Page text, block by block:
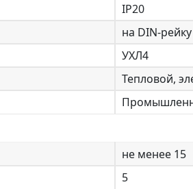
IP20
на DIN-рейку
УХЛ4
Тепловой,
не менее 15
5